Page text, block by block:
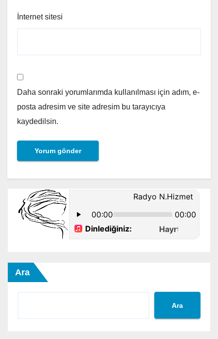
İnternet sitesi
Daha sonraki yorumlarımda kullanılması için adım, e-
posta adresim ve site adresim bu tarayıcıya
kaydedilsin.
Ara
Ara